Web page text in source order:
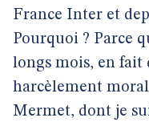
France Inter et
Pourquoi ? Parce
longs mois, en fait
harcèlement
Mermet, dont je